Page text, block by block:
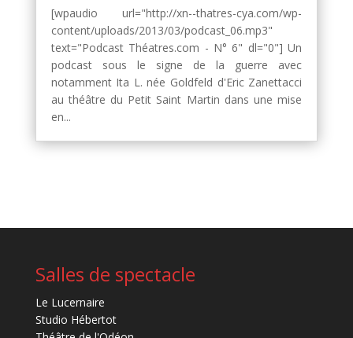
[wpaudio url="http://xn--thatres-cya.com/wp-
content/uploads/2013/03/podcast_06.mp3"
text="Podcast Théatres.com - N° 6" dl="0"] Un
podcast sous le signe de la guerre avec
notamment Ita L. née Goldfeld d'Eric Zanettacci
au théâtre du Petit Saint Martin dans une mise
en...
Salles de spectacle
Le Lucernaire
Studio Hébertot